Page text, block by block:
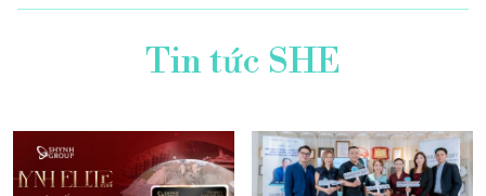
Hỗ trợ khách hàng
Tin Tức
Tin tức SHE